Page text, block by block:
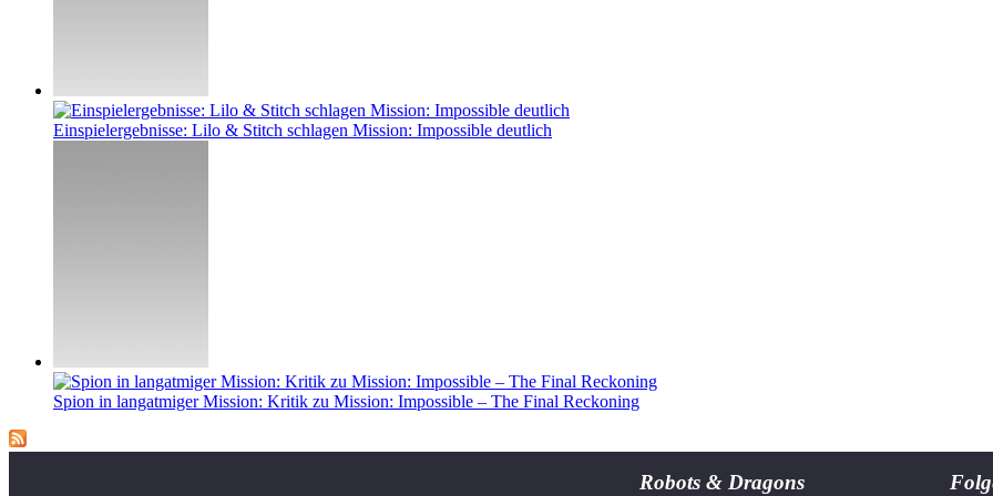
Einspielergebnisse: Lilo & Stitch schlagen Mission: Impossible deutlich
Spion in langatmiger Mission: Kritik zu Mission: Impossible – The Final Reckoning
Robots & Dragons